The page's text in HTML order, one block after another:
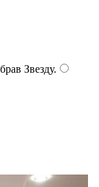
Звезду.